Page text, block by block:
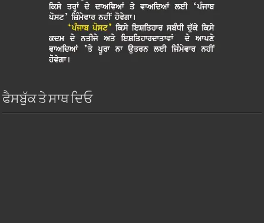
ਫੈਸਬੁੱਕ ਤੇ ਸਾਥ ਦਿਓ